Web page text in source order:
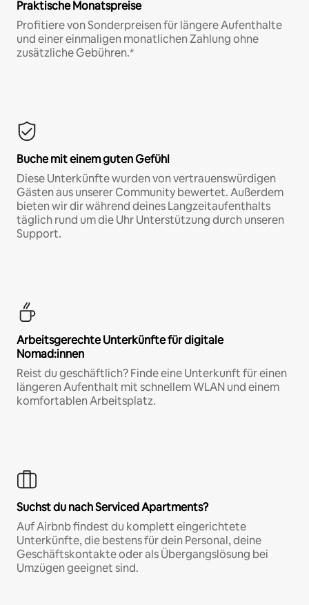
Praktische Monatspreise
Profitiere von Sonderpreisen für längere Aufenthalte
und einer einmaligen monatlichen Zahlung ohne
zusätzliche Gebühren.*
Buche mit einem guten Gefühl
Diese Unterkünfte wurden von vertrauenswürdigen
Gästen aus unserer Community bewertet. Außerdem
bieten wir dir während deines Langzeitaufenthalts
täglich rund um die Uhr Unterstützung durch unseren
Support.
Arbeitsgerechte Unterkünfte für digitale
Nomad:innen
Reist du geschäftlich? Finde eine Unterkunft für einen
längeren Aufenthalt mit schnellem WLAN und einem
komfortablen Arbeitsplatz.
Suchst du nach Serviced Apartments?
Auf Airbnb findest du komplett eingerichtete
Unterkünfte, die bestens für dein Personal, deine
Geschäftskontakte oder als Übergangslösung bei
Umzügen geeignet sind.